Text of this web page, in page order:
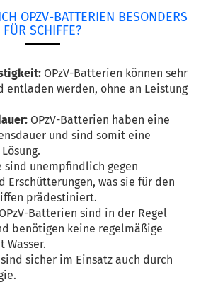
OPZV-BATTERIEN BESONDERS
FÜR SCHIFFE?
OPzV-Batterien können sehr
entladen werden, ohne an Leistung
OPzV-Batterien haben eine
und sind somit eine
sind unempfindlich gegen
Erschütterungen, was sie für den
prädestiniert.
OPzV-Batterien sind in der Regel
benötigen keine regelmäßige
Wasser.
sicher im Einsatz auch durch